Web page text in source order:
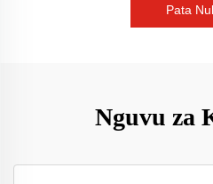
Pata
Nguvu za